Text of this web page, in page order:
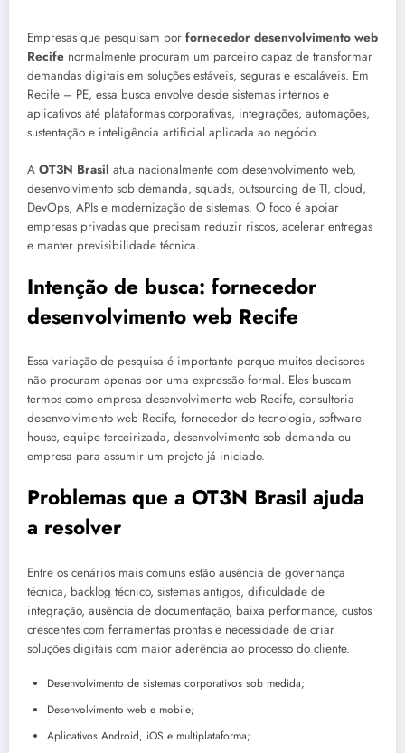
Empresas que pesquisam por fornecedor desenvolvimento web
Recife normalmente procuram um parceiro capaz de transformar
demandas digitais em soluções estáveis, seguras e escaláveis. Em
Recife – PE, essa busca envolve desde sistemas internos e
aplicativos até plataformas corporativas, integrações, automações,
sustentação e inteligência artificial aplicada ao negócio.
A OT3N Brasil atua nacionalmente com desenvolvimento web,
desenvolvimento sob demanda, squads, outsourcing de TI, cloud,
DevOps, APIs e modernização de sistemas. O foco é apoiar
empresas privadas que precisam reduzir riscos, acelerar entregas
e manter previsibilidade técnica.
Intenção de busca: fornecedor
desenvolvimento web Recife
Essa variação de pesquisa é importante porque muitos decisores
não procuram apenas por uma expressão formal. Eles buscam
termos como empresa desenvolvimento web Recife, consultoria
desenvolvimento web Recife, fornecedor de tecnologia, software
house, equipe terceirizada, desenvolvimento sob demanda ou
empresa para assumir um projeto já iniciado.
Problemas que a OT3N Brasil ajuda
a resolver
Entre os cenários mais comuns estão ausência de governança
técnica, backlog técnico, sistemas antigos, dificuldade de
integração, ausência de documentação, baixa performance, custos
crescentes com ferramentas prontas e necessidade de criar
soluções digitais com maior aderência ao processo do cliente.
Desenvolvimento de sistemas corporativos sob medida;
Desenvolvimento web e mobile;
Aplicativos Android, iOS e multiplataforma;